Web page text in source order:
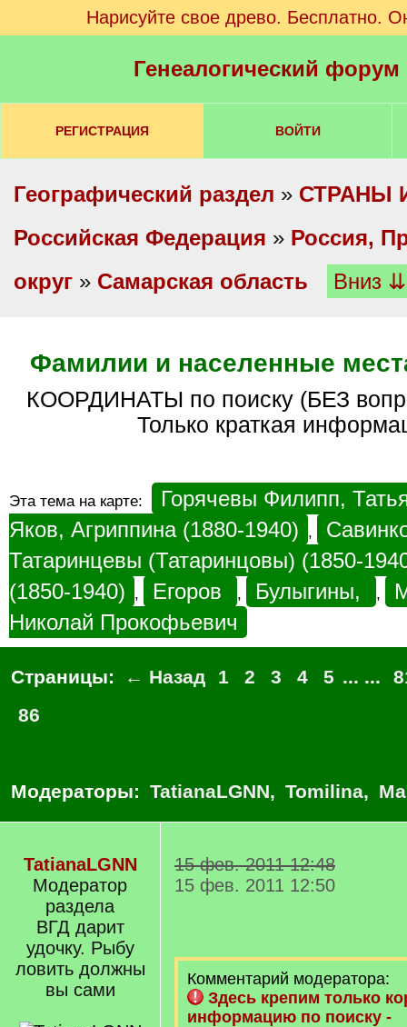
Нарисуйте свое древо. Бесплатно.
Генеалогический
РЕГИСТРАЦИЯ ВОЙТИ
Географический раздел » СТРАНЫ
Российская Федерация » Россия,
округ » Самарская область Вниз ⇊
Фамилии и населенные
КООРДИНАТЫ по поиску (БЕЗ вопросов/ответов).
Только краткая
Эта тема на карте:
Горячевы Филипп,
Яков, Агриппина (1880-1940) ,
Татаринцевы (Татаринцовы) (1850-
(1850-1940) , Егоров , Булыгины, ,
Николай Прокофьевич
Страницы: ← Назад 1 2 3 4 5 ... ...
86
Модераторы: TatianaLGNN, Tomilina,
TatianaLGNN
Модератор
раздела
ВГД дарит
удочку. Рыбу
ловить должны
вы сами
15 фев. 2011 12:48
15 фев. 2011 12:50
Комментарий модератора:
Здесь крепим только
информацию по поиску -